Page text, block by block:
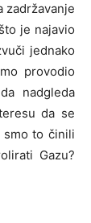
zadržavanje
je najavio
jednako
provodio
nadgleda
da se
smo to činili
Gazu?